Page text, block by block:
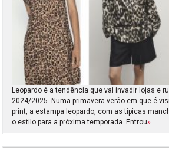
Leopardo é a tendência que vai invadir lojas e
2024/2025. Numa primavera-verão em que é
print, a estampa leopardo, com as típicas
o estilo para a próxima temporada. Entrou»